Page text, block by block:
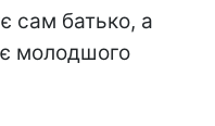
сам батько, а
молодшого